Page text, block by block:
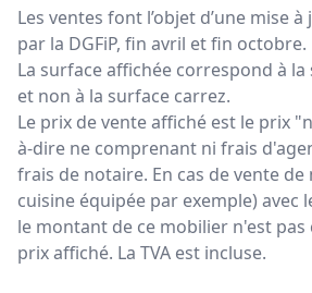
Les ventes font l’objet d’une mise
par la DGFiP, fin avril et fin octobre.
La surface affichée correspond à
et non à la surface carrez.
Le prix de vente affiché est le prix
à-dire ne comprenant ni frais
frais de notaire. En cas de vente
cuisine équipée par exemple) avec
le montant de ce mobilier n'est
prix affiché. La TVA est incluse.